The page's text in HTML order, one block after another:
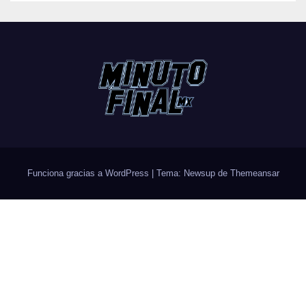
Funciona gracias a WordPress | Tema: Newsup de Themeansar